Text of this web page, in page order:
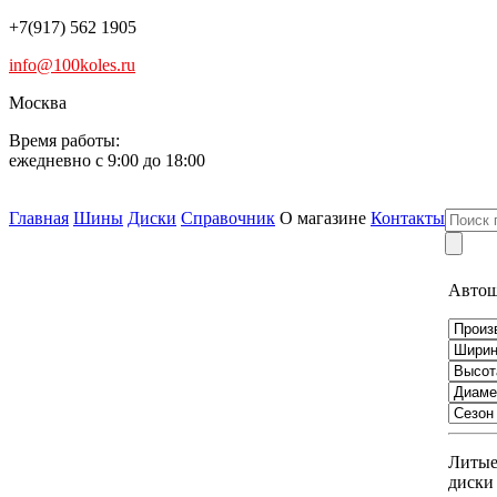
+7(917) 562 1905
info@100koles.ru
Москва
Время работы:
ежедневно с 9:00 до 18:00
Главная Шины Диски Справочник О магазине Контакты
Литые
диски